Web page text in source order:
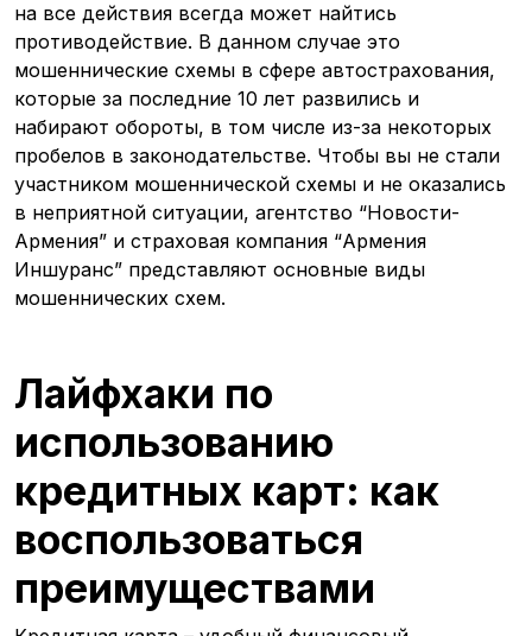
на все действия всегда может найтись
противодействие. В данном случае это
мошеннические схемы в сфере автострахования,
которые за последние 10 лет развились и
набирают обороты, в том числе из-за некоторых
пробелов в законодательстве. Чтобы вы не стали
участником мошеннической схемы и не оказались
в неприятной ситуации, агентство “Новости-
Армения” и страховая компания “Армения
Иншуранс” представляют основные виды
мошеннических схем.
Лайфхаки по
использованию
кредитных карт: как
воспользоваться
преимуществами